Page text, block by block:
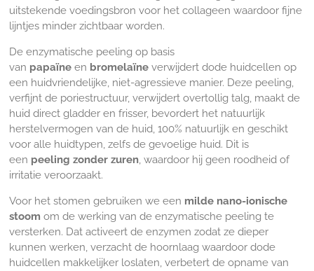
uitstekende voedingsbron voor het collageen waardoor fijne
lijntjes minder zichtbaar worden.
De enzymatische peeling op basis
van papaïne en bromelaïne verwijdert dode huidcellen op
een huidvriendelijke, niet-agressieve manier. Deze peeling,
verfijnt de poriestructuur, verwijdert overtollig talg, maakt de
huid direct gladder en frisser, bevordert het natuurlijk
herstelvermogen van de huid, 100% natuurlijk en geschikt
voor alle huidtypen, zelfs de gevoelige huid. Dit is
een peeling zonder zuren, waardoor hij geen roodheid of
irritatie veroorzaakt.
Voor het stomen gebruiken we een milde nano-ionische
stoom om de werking van de enzymatische peeling te
versterken. Dat activeert de enzymen zodat ze dieper
kunnen werken, verzacht de hoornlaag waardoor dode
huidcellen makkelijker loslaten, verbetert de opname van